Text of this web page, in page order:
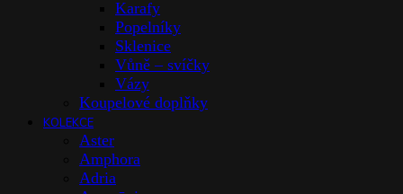
Karafy
Popelníky
Sklenice
Vůně – svíčky
Vázy
Koupelové doplňky
KOLEKCE
Aster
Amphora
Adria